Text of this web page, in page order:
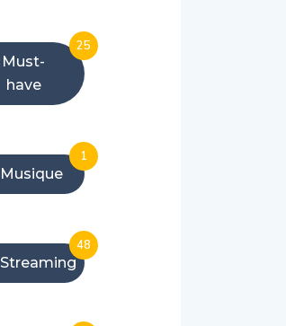
Must-
have
25
Musique
1
Streaming
48